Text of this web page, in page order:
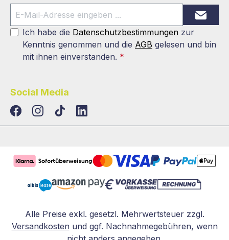
Ich habe die Datenschutzbestimmungen zur
Kenntnis genommen und die AGB gelesen und bin
mit ihnen einverstanden. *
Social Media
TikTokLinkedIn
Alle Preise exkl. gesetzl. Mehrwertsteuer zzgl.
Versandkosten und ggf. Nachnahmegebühren, wenn